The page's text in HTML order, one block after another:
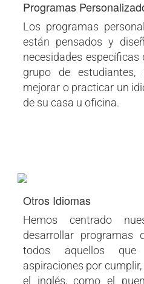
Programas
Los programas
están pensados y
necesidades
grupo de estudiantes,
mejorar o practicar un
de su casa u oficina.
Otros Idiomas
Hemos centrado
desarrollar programas
todos aquellos
aspiraciones por
el inglés, como el